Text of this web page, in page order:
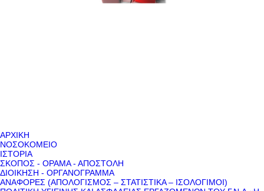
ΑΡΧΙΚΗ
ΝΟΣΟΚΟΜΕΙΟ
ΙΣΤΟΡΙΑ
ΣΚΟΠΟΣ - ΟΡΑΜΑ - ΑΠΟΣΤΟΛΗ
ΔΙΟΙΚΗΣΗ - ΟΡΓΑΝΟΓΡΑΜΜΑ
ΑΝΑΦΟΡΕΣ (ΑΠΟΛΟΓΙΣΜΟΣ – ΣΤΑΤΙΣΤΙΚΑ – ΙΣΟΛΟΓΙΜΟΙ)